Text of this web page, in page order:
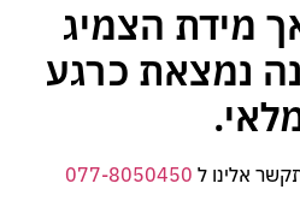
בחר
מידת הצמיג
נמצאת כרגע
אלינו ל 077-8050450